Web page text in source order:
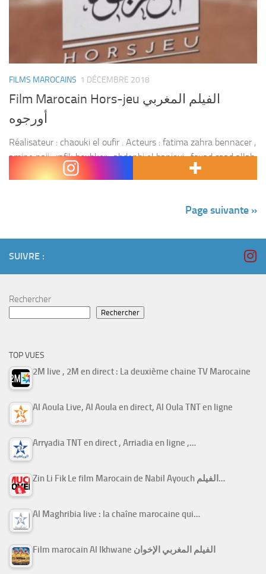
FILMS MAROCAINS 1 DÉCEMBRE 2018
Film Marocain Hors-jeu الفيلم المغربي
أورجوه
Réalisateur : chaouki el oufir . Acteurs : fatima zahra bennacer ,
amine naji , rafik boubker , abdenbi el banioui , fouad saad allah
, hatim essadiki , mohamed aouragh , mustapha el...
Page suivante »
SUIVRE :
Rechercher
Rechercher
TOP VUES
2M live , 2M en direct : La deuxième chaine TV Marocaine
Al Aoula Live, Al Aoula en direct, Al Oula TNT en ligne
Arryadia TNT en direct , Arriadia en ligne ,…
Zin Li Fik Le film Marocain de Nabil Ayouch الفيلم…
Al Maghribia live : la chaîne marocaine qui…
Film marocain Al Ikhwane الفيلم المغربي الإخوان